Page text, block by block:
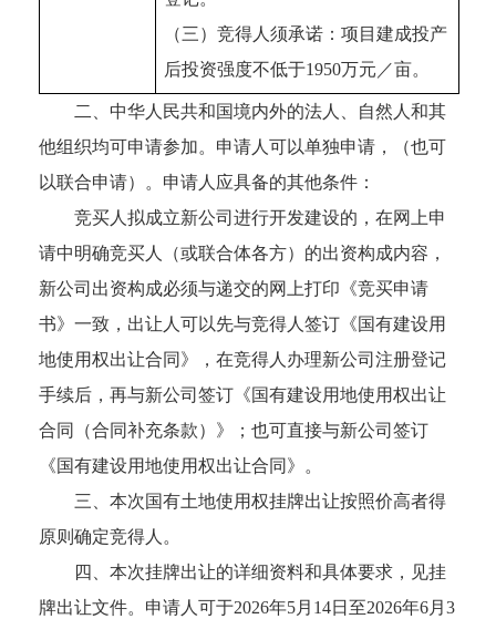
（三）竞得人须承诺：项目建成投产
后投资强度不低于1950万元／亩。
二、中华人民共和国境内外的法人、自然人和其
他组织均可申请参加。申请人可以单独申请，（也可
以联合申请）。申请人应具备的其他条件：
竞买人拟成立新公司进行开发建设的，在网上申
请中明确竞买人（或联合体各方）的出资构成内容，
新公司出资构成必须与递交的网上打印《竞买申请
书》一致，出让人可以先与竞得人签订《国有建设用
地使用权出让合同》，在竞得人办理新公司注册登记
手续后，再与新公司签订《国有建设用地使用权出让
合同（合同补充条款）》；也可直接与新公司签订
《国有建设用地使用权出让合同》。
三、本次国有土地使用权挂牌出让按照价高者得
原则确定竞得人。
四、本次挂牌出让的详细资料和具体要求，见挂
牌出让文件。申请人可于2026年5月14日至2026年6月3